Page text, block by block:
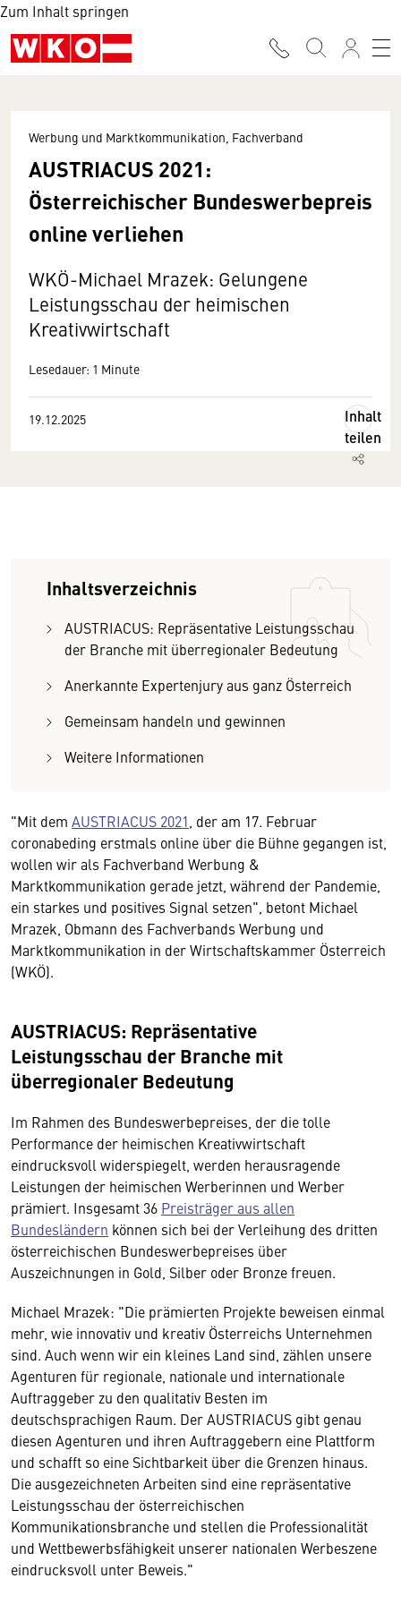
Zum Inhalt springen
Werbung und Marktkommunikation, Fachverband
AUSTRIACUS 2021:
Österreichischer Bundeswerbepreis
online verliehen
WKÖ-Michael Mrazek: Gelungene
Leistungsschau der heimischen
Kreativwirtschaft
Lesedauer: 1 Minute
19.12.2025
Inhalt
teilen
Inhaltsverzeichnis
AUSTRIACUS: Repräsentative Leistungsschau
der Branche mit überregionaler Bedeutung
Anerkannte Expertenjury aus ganz Österreich
Gemeinsam handeln und gewinnen
Weitere Informationen
"Mit dem AUSTRIACUS 2021 , der am 17. Februar
coronabeding erstmals online über die Bühne gegangen ist,
wollen wir als Fachverband Werbung &
Marktkommunikation gerade jetzt, während der Pandemie,
ein starkes und positives Signal setzen", betont Michael
Mrazek, Obmann des Fachverbands Werbung und
Marktkommunikation in der Wirtschaftskammer Österreich
(WKÖ).
AUSTRIACUS: Repräsentative
Leistungsschau der Branche mit
überregionaler Bedeutung
Im Rahmen des Bundeswerbepreises, der die tolle
Performance der heimischen Kreativwirtschaft
eindrucksvoll widerspiegelt, werden herausragende
Leistungen der heimischen Werberinnen und Werber
prämiert. Insgesamt 36 Preisträger aus allen
Bundesländern können sich bei der Verleihung des dritten
österreichischen Bundeswerbepreises über
Auszeichnungen in Gold, Silber oder Bronze freuen.
Michael Mrazek: "Die prämierten Projekte beweisen einmal
mehr, wie innovativ und kreativ Österreichs Unternehmen
sind. Auch wenn wir ein kleines Land sind, zählen unsere
Agenturen für regionale, nationale und internationale
Auftraggeber zu den qualitativ Besten im
deutschsprachigen Raum. Der AUSTRIACUS gibt genau
diesen Agenturen und ihren Auftraggebern eine Plattform
und schafft so eine Sichtbarkeit über die Grenzen hinaus.
Die ausgezeichneten Arbeiten sind eine repräsentative
Leistungsschau der österreichischen
Kommunikationsbranche und stellen die Professionalität
und Wettbewerbsfähigkeit unserer nationalen Werbeszene
eindrucksvoll unter Beweis."